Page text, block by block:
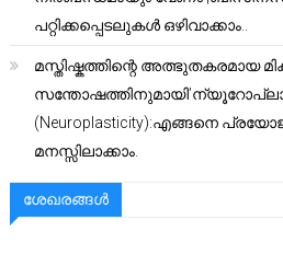
പറ്റിക്കപ്പെടലുകൾ ഒഴിവാക്കാം..
മസ്തിഷ്കത്തിന്റെ അത്ഭുതകരമായ
(Neuroplasticity):എങ്ങനെ
മനസ്സിലാക്കാം.
ശേഖരങ്ങൾ